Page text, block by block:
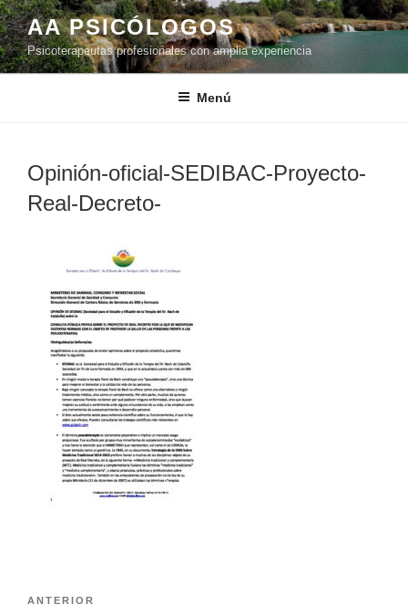
Saltar
al
contenido
AA PSICÓLOGOS
Psicoterapeutas profesionales con amplia experiencia
Menú
Opinión-oficial-SEDIBAC-Proyecto-
Real-Decreto-
Entrada
ANTERIOR